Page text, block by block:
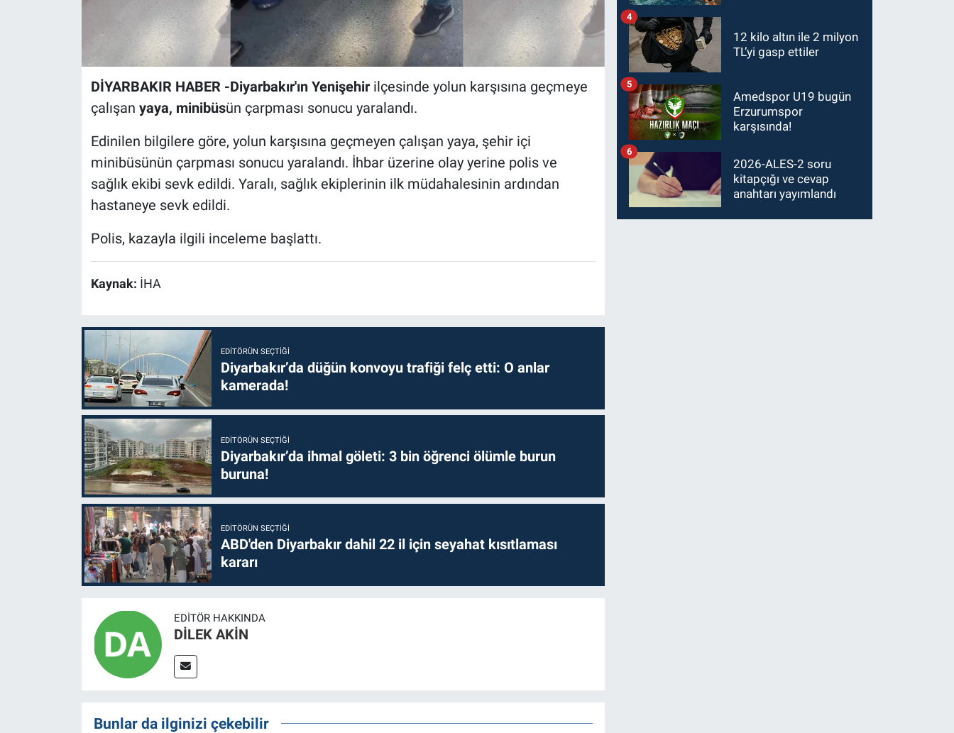
DİYARBAKIR HABER -Diyarbakır'ın Yenişehir ilçesinde yolun karşısına geçmeye
çalışan yaya, minibüsün çarpması sonucu yaralandı.
Edinilen bilgilere göre, yolun karşısına geçmeyen çalışan yaya, şehir içi
minibüsünün çarpması sonucu yaralandı. İhbar üzerine olay yerine polis ve
sağlık ekibi sevk edildi. Yaralı, sağlık ekiplerinin ilk müdahalesinin ardından
hastaneye sevk edildi.
Polis, kazayla ilgili inceleme başlattı.
Kaynak: İHA
EDITÖRÜN SEÇTIĞI
Diyarbakır’da düğün konvoyu trafiği felç etti: O anlar
kamerada!
EDITÖRÜN SEÇTIĞI
Diyarbakır’da ihmal göleti: 3 bin öğrenci ölümle burun
buruna!
EDITÖRÜN SEÇTIĞI
ABD'den Diyarbakır dahil 22 il için seyahat kısıtlaması
kararı
EDITÖR HAKKINDA
DİLEK AKİN
Bunlar da ilginizi çekebilir
12 kilo altın ile 2 milyon
TL’yi gasp ettiler
4
Amedspor U19 bugün
Erzurumspor
karşısında!
5
2026-ALES-2 soru
kitapçığı ve cevap
anahtarı yayımlandı
6